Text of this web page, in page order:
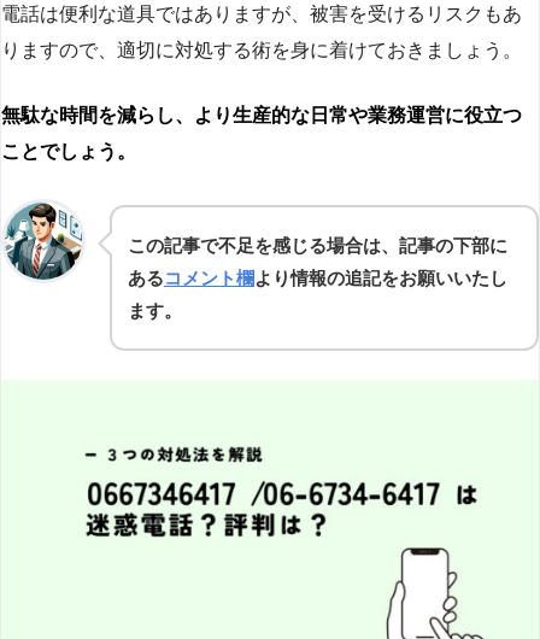
電話は便利な道具ではありますが、被害を受けるリスクもあ
りますので、適切に対処する術を身に着けておきましょう。
無駄な時間を減らし、より生産的な日常や業務運営に役立つ
ことでしょう。
この記事で不足を感じる場合は、記事の下部に
あるコメント欄より情報の追記をお願いいたし
ます。